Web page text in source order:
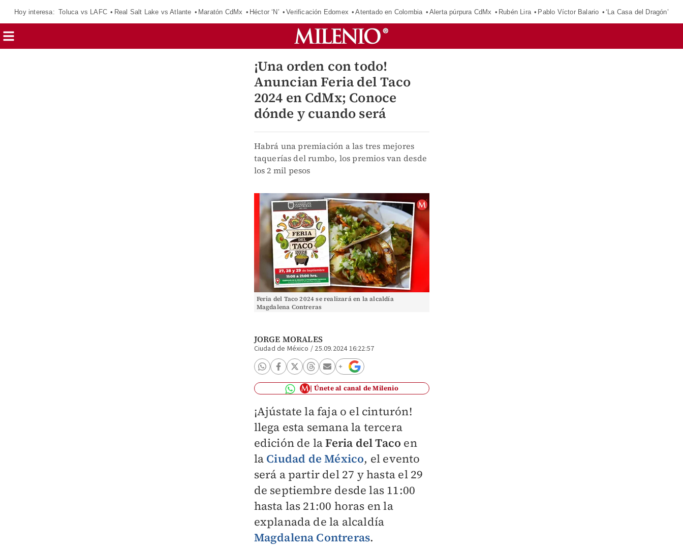
Hoy interesa: Toluca vs LAFC Real Salt Lake vs Atlante Maratón CdMx Héctor ‘N’ Verificación Edomex Atentado en Colombia Alerta púrpura CdMx Rubén Lira Pablo Víctor Balario ‘La Casa del Dragón’
¡Una orden con todo!
Anuncian Feria del Taco
2024 en CdMx; Conoce
dónde y cuando será
Habrá una premiación a las tres mejores
taquerías del rumbo, los premios van desde
los 2 mil pesos
Feria del Taco 2024 se realizará en la alcaldía
Magdalena Contreras
JORGE MORALES
Ciudad de México / 25.09.2024 16:22:57
Únete al canal de Milenio
¡Ajústate la faja o el cinturón!
llega esta semana la tercera
edición de laFeria del Taco en
la Ciudad de México, el evento
será a partir del 27 y hasta el 29
de septiembre desde las 11:00
hasta las 21:00 horas en la
explanada de la alcaldía
Magdalena Contreras.